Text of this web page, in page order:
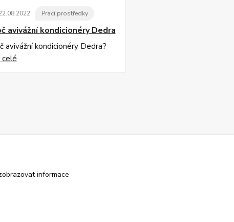
.08.2022 Prací prostředky
avivážní kondicionéry Dedra
avivážní kondicionéry Dedra?
informace